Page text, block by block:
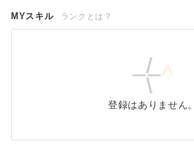
MYスキル ランクとは？
登録はありません。